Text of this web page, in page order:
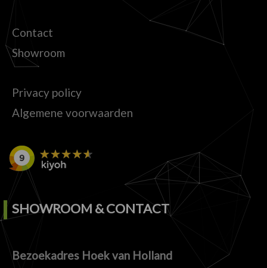
Contact
Showroom
Privacy policy
Algemene voorwaarden
SHOWROOM & CONTACT
Bezoekadres Hoek van Holland